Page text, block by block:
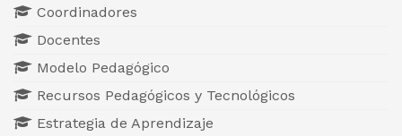
Coordinadores
Docentes
Modelo Pedagógico
Recursos Pedagógicos y Tecnológicos
Estrategia de Aprendizaje